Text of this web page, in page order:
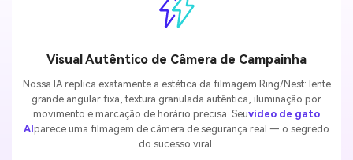
Visual Autêntico de Câmera de Campainha
Nossa IA replica exatamente a estética da filmagem Ring/Nest: lente
grande angular fixa, textura granulada autêntica, iluminação por
movimento e marcação de horário precisa. Seuvídeo de gato
AI parece uma filmagem de câmera de segurança real — o segredo
do sucesso viral.